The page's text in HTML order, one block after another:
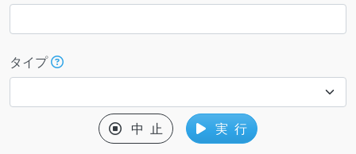
タイプ
中 止 実 行